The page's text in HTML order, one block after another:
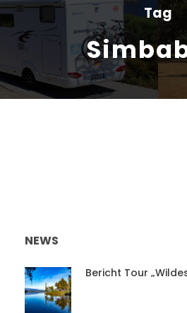
Tag
NEWS
Bericht Tour